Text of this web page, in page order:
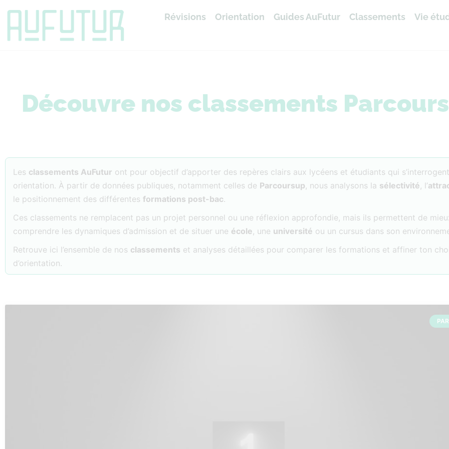
Révisions Orientation Guides AuFutur Classements Vie
Découvre nos classements
Les classements AuFutur ont pour objectif d’apporter des repères clairs aux lycéens et étudiants qui
orientation. À partir de données publiques, notamment celles de Parcoursup, nous analysons la sélectivité, l’
le positionnement des différentes formations post-bac.
Ces classements ne remplacent pas un projet personnel ou une réflexion approfondie, mais ils permettent de
comprendre les dynamiques d’admission et de situer une école, une université ou un cursus dans son
Retrouve ici l’ensemble de nos classements et analyses détaillées pour comparer les formations et affiner ton
d’orientation.